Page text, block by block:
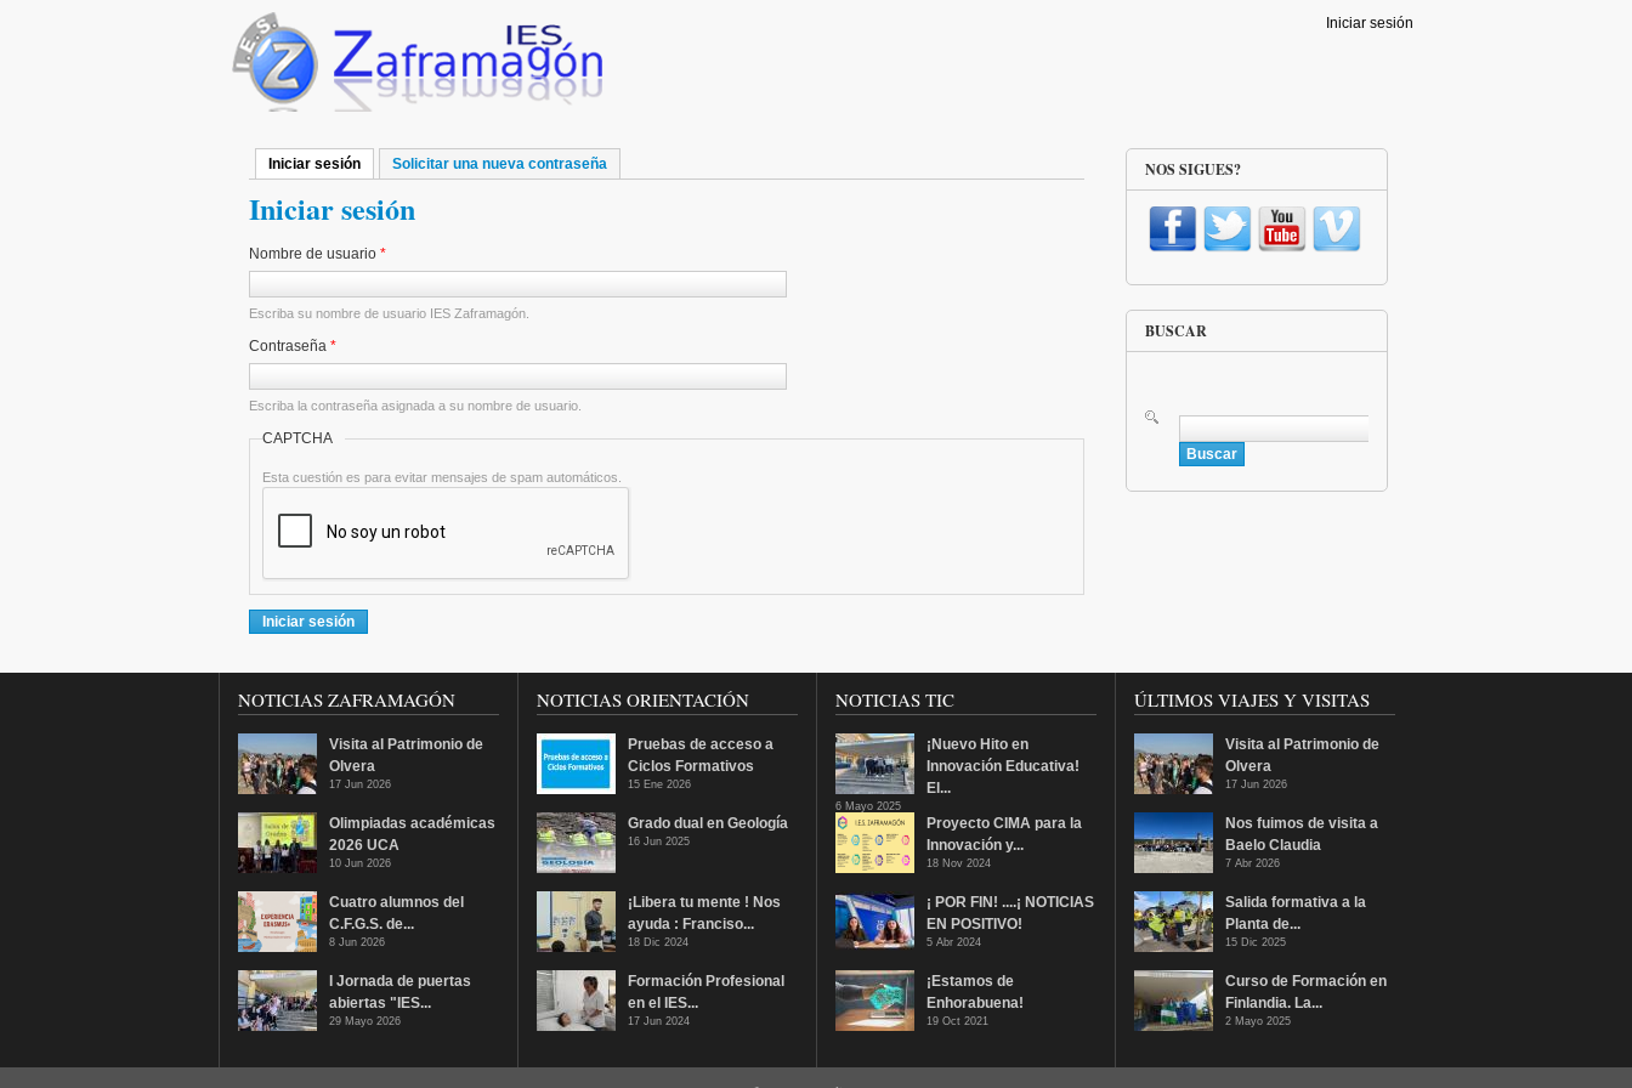
Iniciar sesión
Solapas principales
Iniciar sesión (solapa activa)
Solicitar una nueva contraseña
Iniciar sesión
Nombre de usuario *
Escriba su nombre de usuario IES Zaframagón.
Contraseña *
Escriba la contraseña asignada a su nombre de usuario.
CAPTCHA
Esta cuestión es para evitar mensajes de spam automáticos.
NOS SIGUES?
BUSCAR
Buscar
NOTICIAS ZAFRAMAGÓN
Visita al Patrimonio de
Olvera
17 Jun 2026
Olimpiadas académicas
2026 UCA
10 Jun 2026
Cuatro alumnos del
C.F.G.S. de...
8 Jun 2026
I Jornada de puertas
abiertas "IES...
29 Mayo 2026
NOTICIAS ORIENTACIÓN
Pruebas de acceso a
Ciclos Formativos
15 Ene 2026
Grado dual en Geología
16 Jun 2025
¡Libera tu mente ! Nos
ayuda : Franciso...
18 Dic 2024
Formación Profesional
en el IES...
17 Jun 2024
NOTICIAS TIC
¡Nuevo Hito en
Innovación Educativa!
El...
6 Mayo 2025
Proyecto CIMA para la
Innovación y...
18 Nov 2024
¡ POR FIN! ....¡ NOTICIAS
EN POSITIVO!
5 Abr 2024
¡Estamos de
Enhorabuena!
19 Oct 2021
ÚLTIMOS VIAJES Y VISITAS
Visita al Patrimonio de
Olvera
17 Jun 2026
Nos fuimos de visita a
Baelo Claudia
7 Abr 2026
Salida formativa a la
Planta de...
15 Dic 2025
Curso de Formación en
Finlandia. La...
2 Mayo 2025